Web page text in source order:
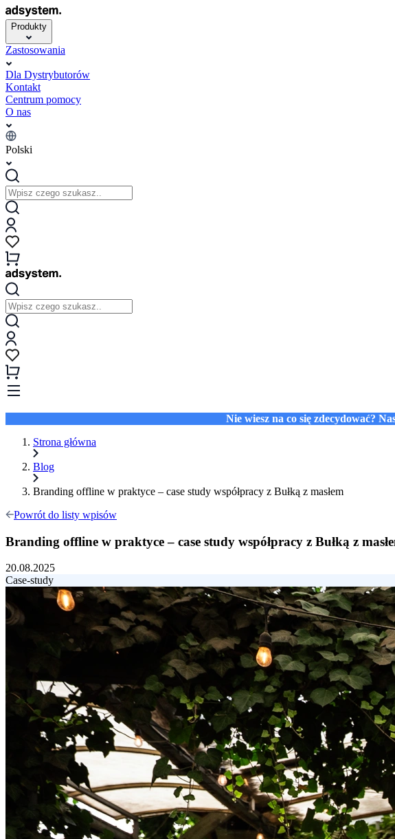
Produkty
Zastosowania
Dla Dystrybutorów
Kontakt
Centrum pomocy
O nas
Polski
Nie wiesz na co się zdecydować?
Strona główna
Blog
Branding offline w praktyce – case study współpracy z Bułką z masłem
Powrót do listy wpisów
Branding offline w praktyce – case study współpracy z Bułką z
20.08.2025
Case-study